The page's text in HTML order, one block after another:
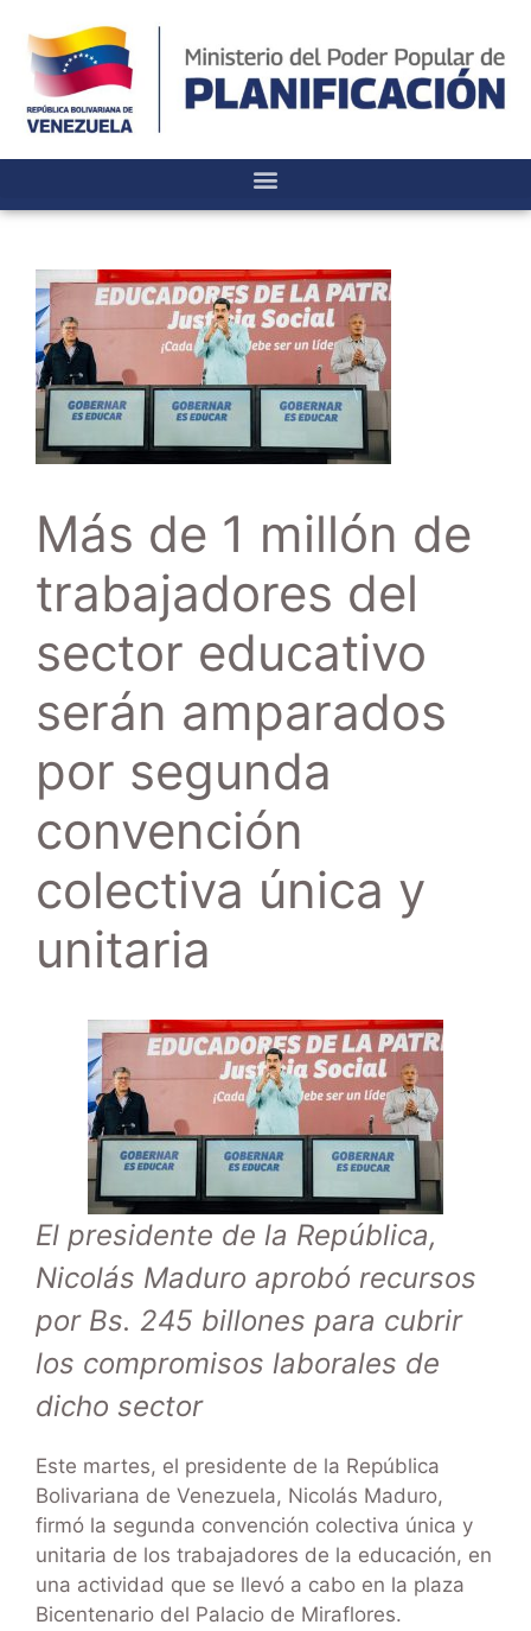
Más de 1 millón de
trabajadores del
sector educativo
serán amparados
por segunda
convención
colectiva única y
unitaria
El presidente de la República,
Nicolás Maduro aprobó recursos
por Bs. 245 billones para cubrir
los compromisos laborales de
dicho sector
Este martes, el presidente de la República
Bolivariana de Venezuela, Nicolás Maduro,
firmó la segunda convención colectiva única y
unitaria de los trabajadores de la educación, en
una actividad que se llevó a cabo en la plaza
Bicentenario del Palacio de Miraflores.